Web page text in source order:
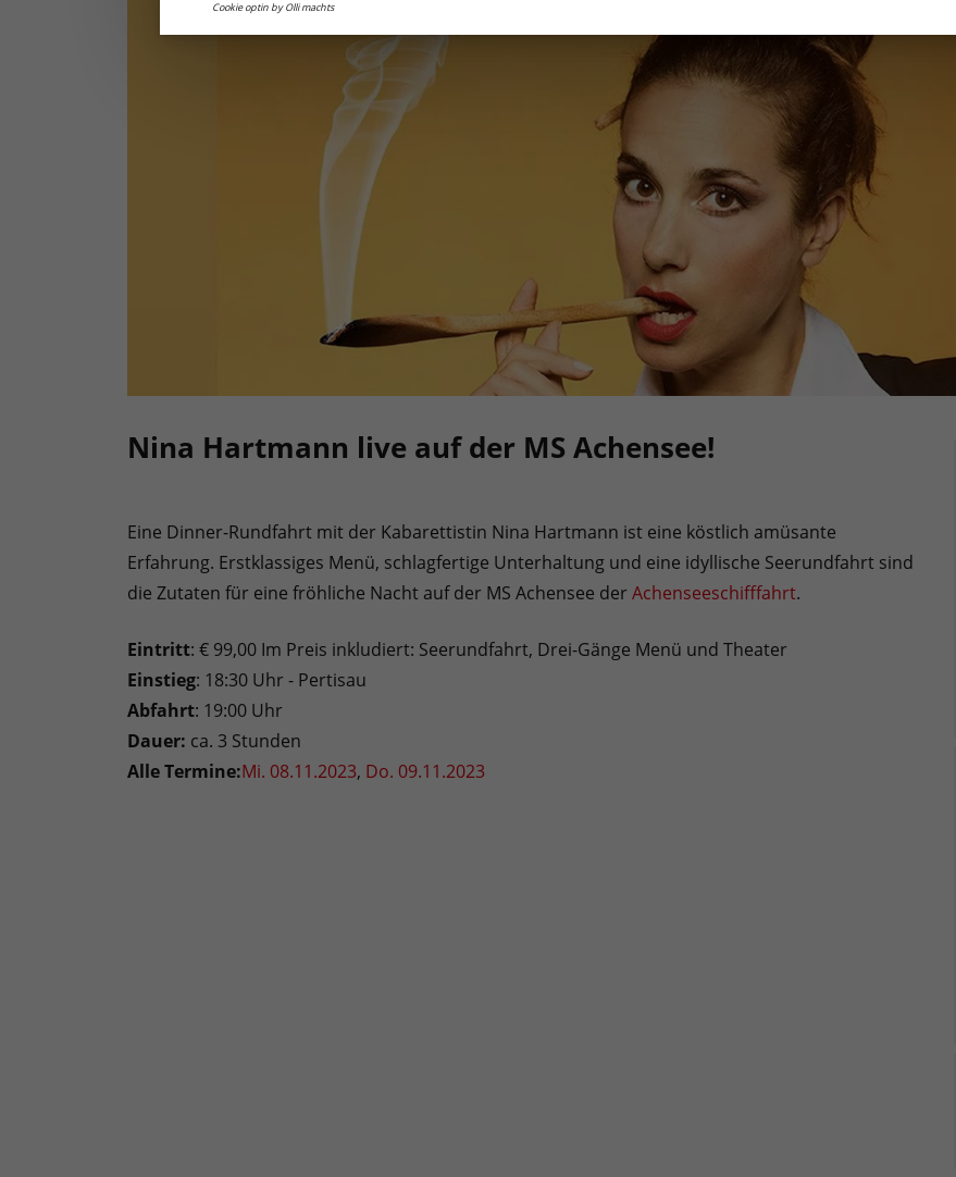
Nina Hartmann live auf der MS Achensee!
Eine Dinner-Rundfahrt mit der Kabarettistin Nina Hartmann ist eine köstlich amüsante
Erfahrung. Erstklassiges Menü, schlagfertige Unterhaltung und eine idyllische Seerundfahrt sind
die Zutaten für eine fröhliche Nacht auf der MS Achensee der Achenseeschifffahrt.
Eintritt: € 99,00 Im Preis inkludiert: Seerundfahrt, Drei-Gänge Menü und Theater
Einstieg: 18:30 Uhr - Pertisau
Abfahrt: 19:00 Uhr
Dauer: ca. 3 Stunden
Alle Termine:Mi. 08.11.2023, Do. 09.11.2023
Cookie optin by Olli machts